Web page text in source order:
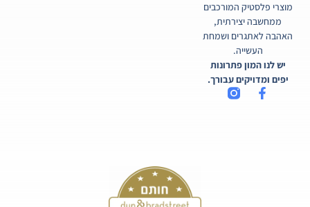
מוצרי פלסטיק המורכבים
ממחשבה יצירתית,
האהבה לאתגרים ושמחת
העשייה.
יש לנו המון פתרונות
יפים ומדויקים עבורך.